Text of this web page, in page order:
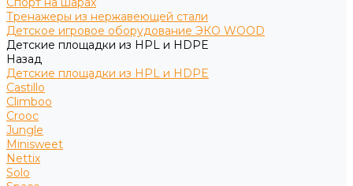
Тренажеры из нержавеющей стали
Детское игровое оборудование ЭКО WOOD
Детские площадки из HPL и HDPE
Назад
Детские площадки из HPL и HDPE
Castillo
Climboo
Crooc
Jungle
Minisweet
Nettix
Solo